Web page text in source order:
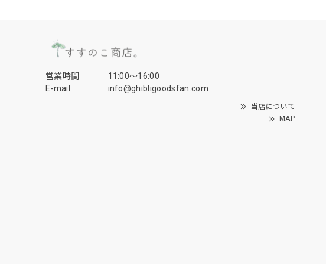
営業時間
11:00〜16:00
E-mail
info@ghibligoodsfan.com
当店について
MAP